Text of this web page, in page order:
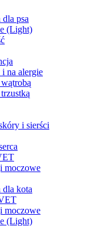
psa
(Light)
na alergie
i sierści
moczowe
dla kota
moczowe
(Light)